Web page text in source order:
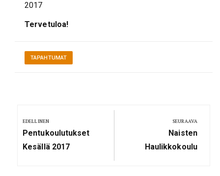
2017
Tervetuloa!
TAPAHTUMAT
selaus
EDELLINEN
Previous
Post:
Pentukoulutukset
Kesällä 2017
SEURAAVA
Next
Post:
Naisten
Haulikkokoulu